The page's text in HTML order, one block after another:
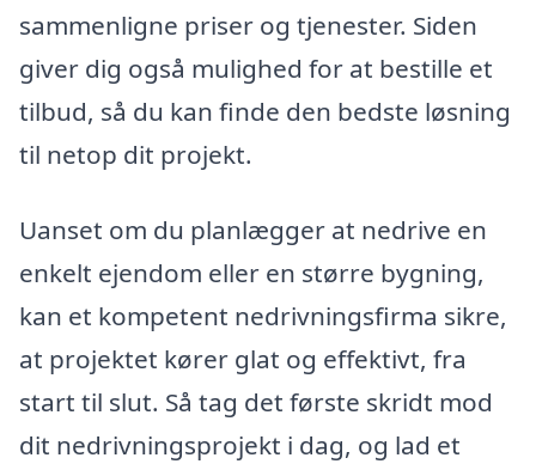
sammenligne priser og tjenester. Siden
giver dig også mulighed for at bestille et
tilbud, så du kan finde den bedste løsning
til netop dit projekt.
Uanset om du planlægger at nedrive en
enkelt ejendom eller en større bygning,
kan et kompetent nedrivningsfirma sikre,
at projektet kører glat og effektivt, fra
start til slut. Så tag det første skridt mod
dit nedrivningsprojekt i dag, og lad et